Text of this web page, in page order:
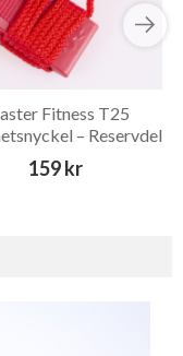
Fitness T25
– Reservdel
159 kr